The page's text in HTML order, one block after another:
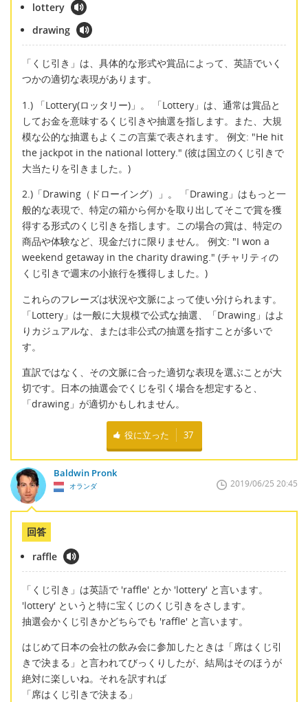
lottery
drawing
「くじ引き」は、具体的な形式や賞品によって、英語でいく
つかの適切な表現があります。
1.) 「Lottery(ロッタリー)」。 「Lottery」は、通常は賞品と
してお金を意味するくじ引きや抽選を指します。また、大規
模な公的な抽選もよくこの言葉で表されます。 例文: "He hit
the jackpot in the national lottery." (彼は国立のくじ引きで
大当たりを引きました。)
2.)「Drawing（ドローイング）」。 「Drawing」はもっと一
般的な表現で、特定の箱から何かを取り出してそこで賞を獲
得する形式のくじ引きを指します。この場合の賞は、特定の
商品や体験など、現金だけに限りません。 例文: "I won a
weekend getaway in the charity drawing." (チャリティの
くじ引きで週末の小旅行を獲得しました。)
これらのフレーズは状況や文脈によって使い分けられます。
「Lottery」は一般に大規模で公式な抽選、「Drawing」はよ
りカジュアルな、または非公式の抽選を指すことが多いで
す。
直訳ではなく、その文脈に合った適切な表現を選ぶことが大
切です。日本の抽選会でくじを引く場合を想定すると、
「drawing」が適切かもしれません。
役に立った 37
Baldwin Pronk
オランダ 2019/06/25 20:45
回答
raffle
「くじ引き」は英語で 'raffle' とか 'lottery' と言います。
'lottery' というと特に宝くじのくじ引きをさします。
抽選会かくじ引きかどちらでも 'raffle' と言います。
はじめて日本の会社の飲み会に参加したときは「席はくじ引
きで決まる」と言われてびっくりしたが、結局はそのほうが
絶対に楽しいね。それを訳すれば
「席はくじ引きで決まる」